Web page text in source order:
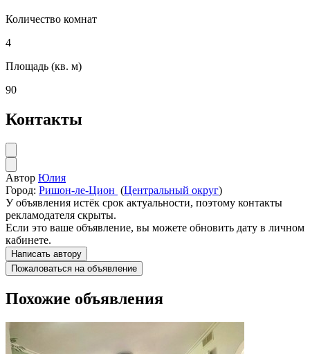
Количество комнат
4
Площадь (кв. м)
90
Контакты
Автор Юлия
Город: Ришон-ле-Цион (Центральный округ)
У объявления истёк срок актуальности, поэтому контакты
рекламодателя скрыты.
Если это ваше объявление, вы можете обновить дату в личном
кабинете.
Написать автору
Пожаловаться на объявление
Похожие объявления